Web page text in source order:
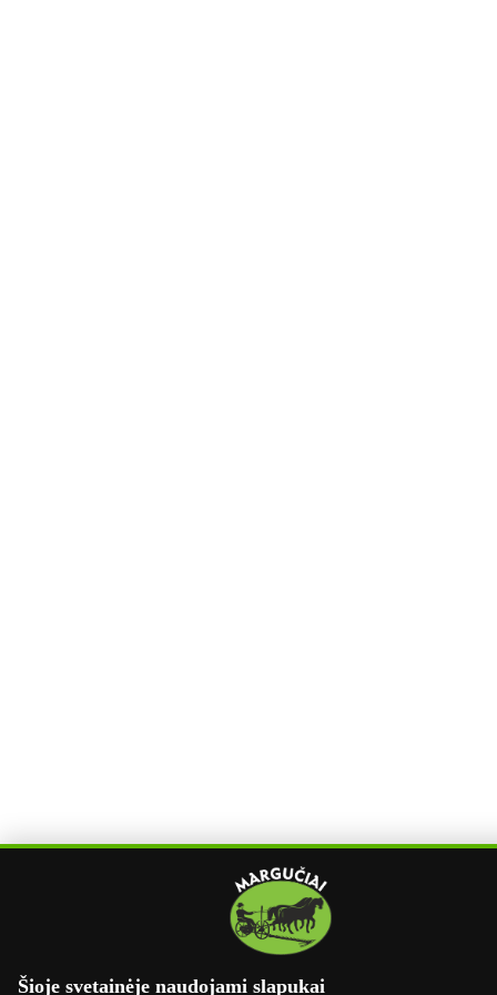
Šioje svetainėje naudojami slapukai